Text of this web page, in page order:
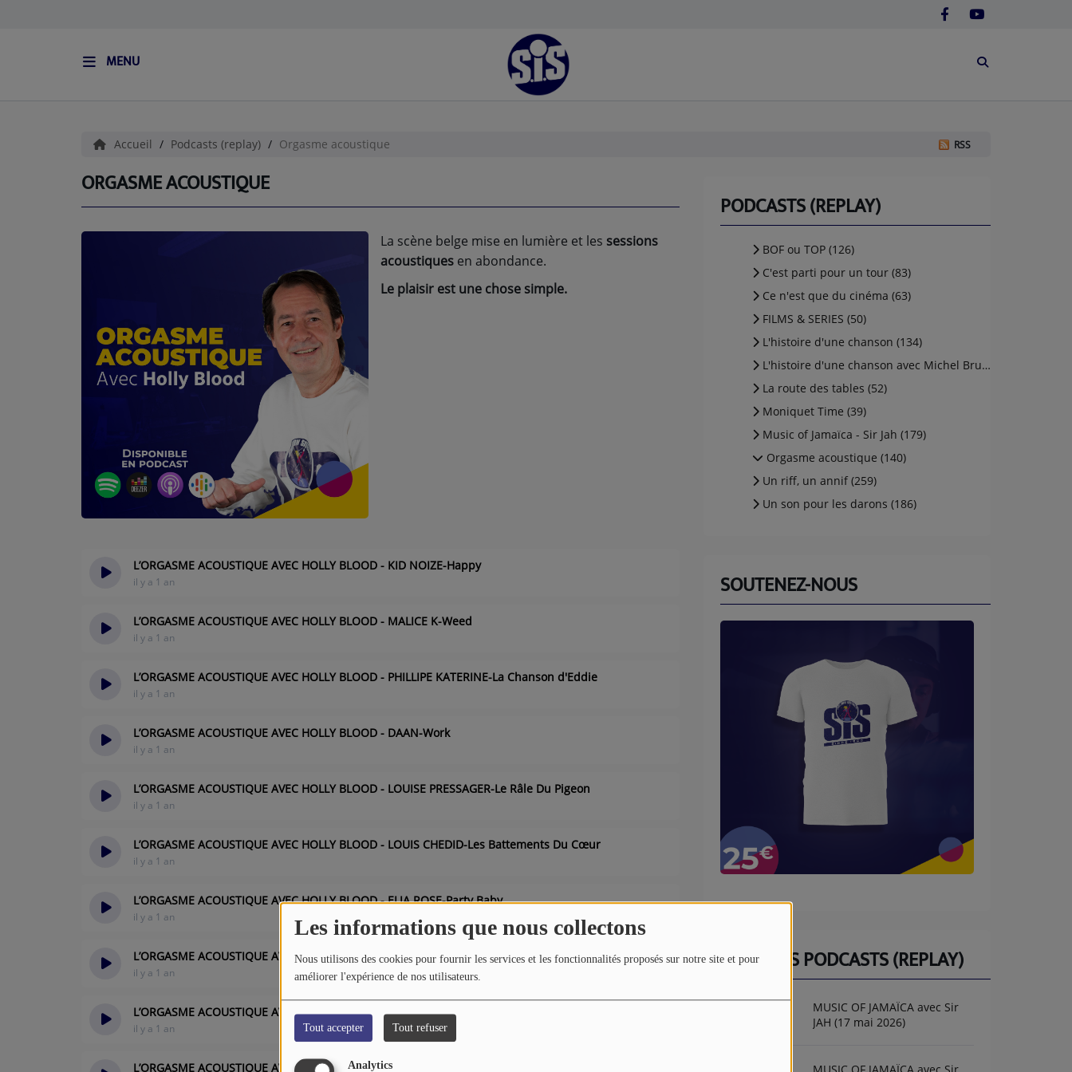
Les informations que nous collectons
Nous utilisons des cookies pour fournir les services et les fonctionnalités proposés sur notre site et pour
améliorer l'expérience de nos utilisateurs.
Tout accepter Tout refuser
Analytics
MENU
CONTACTEZ-NOUS
Accueil Podcasts (replay) Orgasme acoustique RSS
ORGASME ACOUSTIQUE
La scène belge mise en lumière et les sessions
acoustiques en abondance.
Le plaisir est une chose simple.
L’ORGASME ACOUSTIQUE AVEC HOLLY BLOOD - KID NOIZE-Happy
il y a 1 an
L’ORGASME ACOUSTIQUE AVEC HOLLY BLOOD - MALICE K-Weed
il y a 1 an
L’ORGASME ACOUSTIQUE AVEC HOLLY BLOOD - PHILLIPE KATERINE-La Chanson d'Eddie
il y a 1 an
L’ORGASME ACOUSTIQUE AVEC HOLLY BLOOD - DAAN-Work
il y a 1 an
L’ORGASME ACOUSTIQUE AVEC HOLLY BLOOD - LOUISE PRESSAGER-Le Râle Du Pigeon
il y a 1 an
L’ORGASME ACOUSTIQUE AVEC HOLLY BLOOD - LOUIS CHEDID-Les Battements Du Cœur
il y a 1 an
L’ORGASME ACOUSTIQUE AVEC HOLLY BLOOD - ELIA ROSE-Party Baby
il y a 1 an
L’ORGASME ACOUSTIQUE AVEC HOLLY BLOOD - LEMON STRAW-Jump
il y a 1 an
L’ORGASME ACOUSTIQUE AVEC HOLLY BLOOD - FRANÇOISE BREUT-Dancing Frénétique
il y a 1 an
L’ORGASME ACOUSTIQUE AVEC HOLLY BLOOD - SAM SAUVAGE-La Fin Du Monde
PODCASTS (REPLAY)
BOF ou TOP (126)
C'est parti pour un tour (83)
Ce n'est que du cinéma (63)
FILMS & SERIES (50)
L'histoire d'une chanson (134)
L'histoire d'une chanson avec Michel Brunelli (aka (5)
La route des tables (52)
Moniquet Time (39)
Music of Jamaïca - Sir Jah (179)
Orgasme acoustique (140)
Un riff, un annif (259)
Un son pour les darons (186)
SOUTENEZ-NOUS
DERNIERS PODCASTS (REPLAY)
MUSIC OF JAMAÏCA avec Sir
JAH (17 mai 2026)